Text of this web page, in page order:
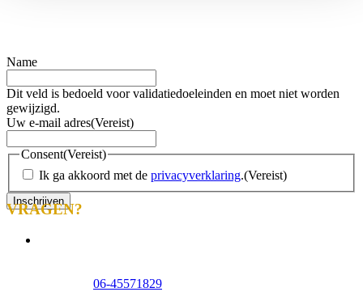
Name
Dit veld is bedoeld voor validatiedoeleinden en moet niet worden
gewijzigd.
Uw e-mail adres(Vereist)
Consent(Vereist)
Ik ga akkoord met de privacyverklaring.(Vereist)
VRAGEN?
06-45571829